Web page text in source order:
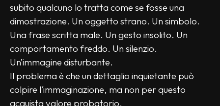
subito qualcuno lo tratta come se fosse una
dimostrazione. Un oggetto strano. Un simbolo.
Una frase scritta male. Un gesto insolito. Un
comportamento freddo. Un silenzio.
Un’immagine disturbante.
Il problema è che un dettaglio inquietante può
colpire l’immaginazione, ma non per questo
acquista valore probatorio.